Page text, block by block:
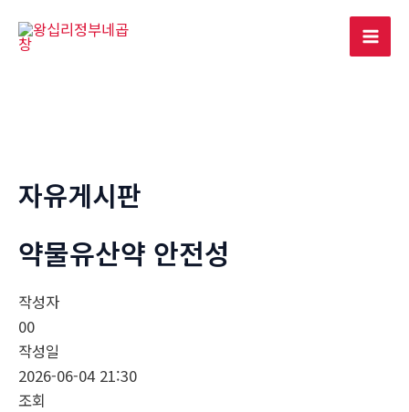
Main
자유게시판
약물유산약 안전성
작성자
00
작성일
2026-06-04 21:30
조회